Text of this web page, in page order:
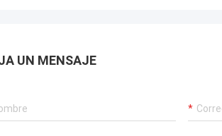
UN MENSAJE